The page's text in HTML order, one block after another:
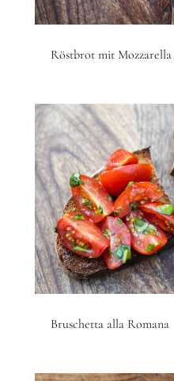
Röstbrot mit
Bruschetta alla Romana